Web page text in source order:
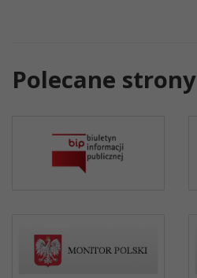
Polecane strony